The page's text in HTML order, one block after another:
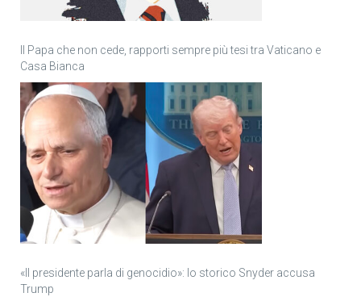
Il Papa che non cede, rapporti sempre più tesi tra Vaticano e
Casa Bianca
«Il presidente parla di genocidio»: lo storico Snyder accusa
Trump